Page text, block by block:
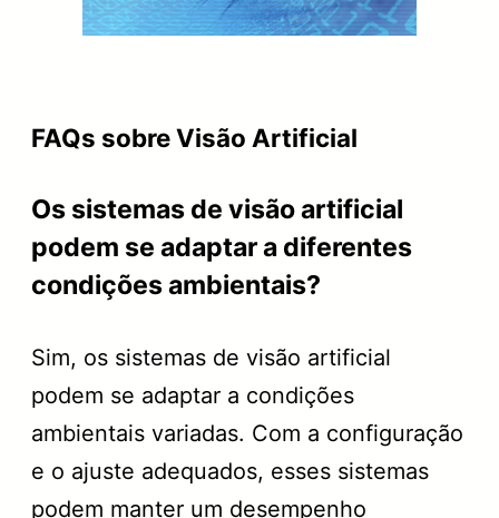
FAQs sobre Visão Artificial
Os sistemas de visão artificial
podem se adaptar a diferentes
condições ambientais?
Sim, os sistemas de visão artificial
podem se adaptar a condições
ambientais variadas. Com a configuração
e o ajuste adequados, esses sistemas
podem manter um desempenho